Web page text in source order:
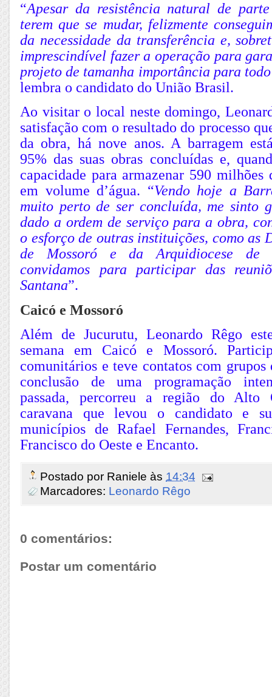
“Apesar da resistência natural de
terem que se mudar, felizmente
da necessidade da transferência e,
imprescindível fazer a operação para
projeto de tamanha importância para
lembra o candidato do União Brasil.
Ao visitar o local neste domingo,
satisfação com o resultado do processo
da obra, há nove anos. A barragem
95% das suas obras concluídas e,
capacidade para armazenar 590 milhões
em volume d’água. “Vendo hoje a
muito perto de ser concluída, me sinto
dado a ordem de serviço para a obra,
o esforço de outras instituições, como as
de Mossoró e da Arquidiocese de
convidamos para participar das
Santana”.
Caicó e Mossoró
Além de Jucurutu, Leonardo Rêgo
semana em Caicó e Mossoró.
comunitários e teve contatos com
conclusão de uma programação
passada, percorreu a região do Alto
caravana que levou o candidato e
municípios de Rafael Fernandes,
Francisco do Oeste e Encanto.
Postado por Raniele às 14:34
Marcadores: Leonardo Rêgo
0 comentários:
Postar um comentário